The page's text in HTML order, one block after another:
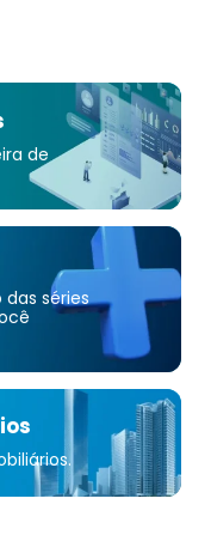
de
séries